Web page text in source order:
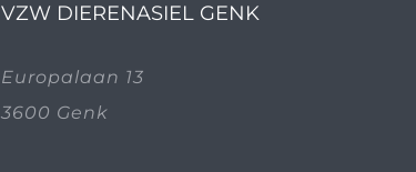
VZW DIERENASIEL GENK
Europalaan 13
3600 Genk